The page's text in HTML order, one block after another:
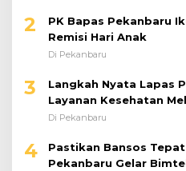
2
PK Bapas Pekanbaru
Remisi Hari Anak
Di Pekanbaru
3
Langkah Nyata Lapas
Layanan Kesehatan
Di Pekanbaru
4
Pastikan Bansos
Pekanbaru Gelar